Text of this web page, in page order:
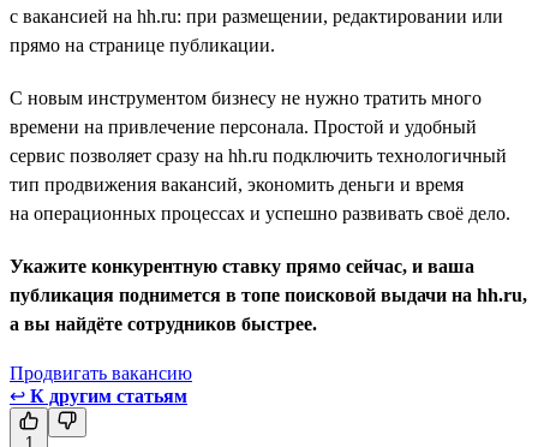
с вакансией на hh.ru: при размещении, редактировании или
прямо на странице публикации.
С новым инструментом бизнесу не нужно тратить много
времени на привлечение персонала. Простой и удобный
сервис позволяет сразу на hh.ru подключить технологичный
тип продвижения вакансий, экономить деньги и время
на операционных процессах и успешно развивать своё дело.
Укажите конкурентную ставку прямо сейчас, и ваша
публикация поднимется в топе поисковой выдачи на hh.ru,
а вы найдёте сотрудников быстрее.
Продвигать вакансию
↩ К другим статьям
1